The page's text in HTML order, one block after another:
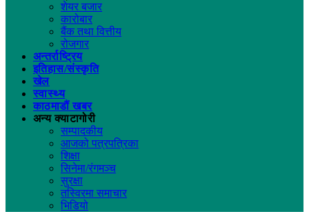
शेयर बजार
कारोबार
बैंक तथा वित्तीय
रोजगार
अन्तर्राष्ट्रिय
इतिहास/संस्कृति
खेल
स्वास्थ्य
काठमाडौं खबर
अन्य क्याटागोरी
सम्पादकीय
आजको पत्रपत्रिका
शिक्षा
सिनेमा/रंगमञ्च
सुरक्षा
तस्विरमा समाचार
भिडियो